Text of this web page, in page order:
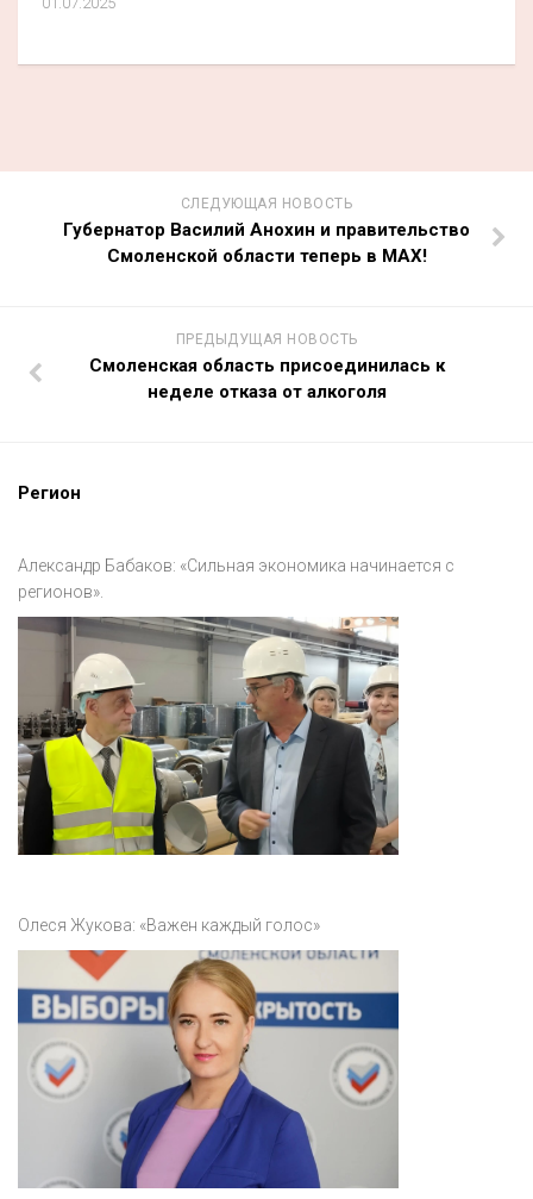
СЛЕДУЮЩАЯ НОВОСТЬ
Губернатор Василий Анохин и правительство
Смоленской области теперь в MAX!
ПРЕДЫДУЩАЯ НОВОСТЬ
Смоленская область присоединилась к
неделе отказа от алкоголя
Регион
Александр Бабаков: «Сильная экономика начинается с
регионов».
Олеся Жукова: «Важен каждый голос»